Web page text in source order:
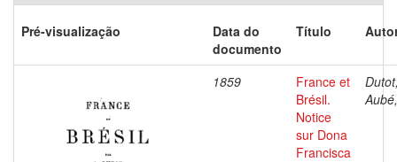
Pré-visualização
Data do
documento
Título
1859
France et
Brésil.
Notice
sur Dona
Francisca